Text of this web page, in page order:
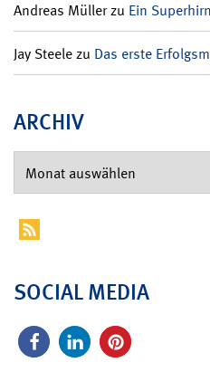
Andreas Müllerzu Ein
Jay Steelezu Das erste
ARCHIV
SOCIAL MEDIA